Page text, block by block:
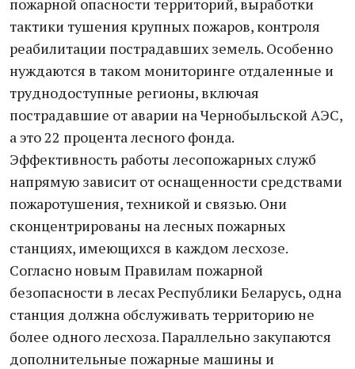
пожарной опасности территорий, выработки
тактики тушения крупных пожаров, контроля
реабилитации пострадавших земель. Особенно
нуждаются в таком мониторинге отдаленные и
труднодоступные регионы, включая
пострадавшие от аварии на Чернобыльской АЭС,
а это 22 процента лесного фонда.
Эффективность работы лесопожарных служб
напрямую зависит от оснащенности средствами
пожаротушения, техникой и связью. Они
сконцентрированы на лесных пожарных
станциях, имеющихся в каждом лесхозе.
Согласно новым Правилам пожарной
безопасности в лесах Республики Беларусь, одна
станция должна обслуживать территорию не
более одного лесхоза. Параллельно закупаются
дополнительные пожарные машины и